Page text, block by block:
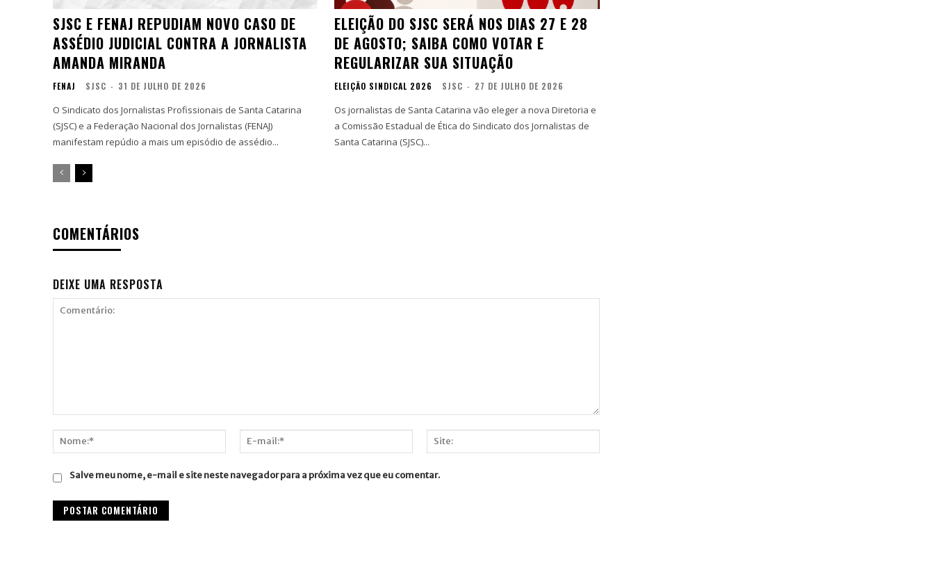
SJSC E FENAJ REPUDIAM NOVO CASO DE
ASSÉDIO JUDICIAL CONTRA A JORNALISTA
AMANDA MIRANDA
FENAJ SJSC - 31 DE JULHO DE 2026
O Sindicato dos Jornalistas Profissionais de Santa Catarina
(SJSC) e a Federação Nacional dos Jornalistas (FENAJ)
manifestam repúdio a mais um episódio de assédio...
ELEIÇÃO DO SJSC SERÁ NOS DIAS 27 E 28
DE AGOSTO; SAIBA COMO VOTAR E
REGULARIZAR SUA SITUAÇÃO
ELEIÇÃO SINDICAL 2026 SJSC - 27 DE JULHO DE 2026
Os jornalistas de Santa Catarina vão eleger a nova Diretoria e
a Comissão Estadual de Ética do Sindicato dos Jornalistas de
Santa Catarina (SJSC)...
COMENTÁRIOS
DEIXE UMA RESPOSTA
mail:*
Salve meu nome, e-mail e site neste navegador para a próxima vez que eu comentar.